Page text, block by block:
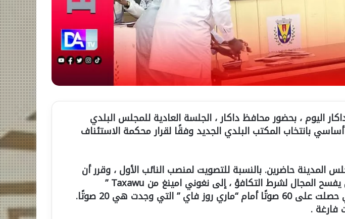
اليوم ، بحضور محافظ داكار ، الجلسة العادية للمجلس البلدي
بانتخاب المكتب البلدي الجديد وفقًا لقرار محكمة الاستئناف
المدينة حاضرين. بالنسبة للتصويت لمنصب النائب الأول ، وقرر أن
عباس فال هو الذي يفسح المجال لشرط التكافؤ ، إلى نغوني امينغ من Taxawu ”
تاخاووالسنغال” التي حصلت على 60 صوتًا أمام “ماري روز فاي ” التي وجدت هي 20 صوتًا.
.